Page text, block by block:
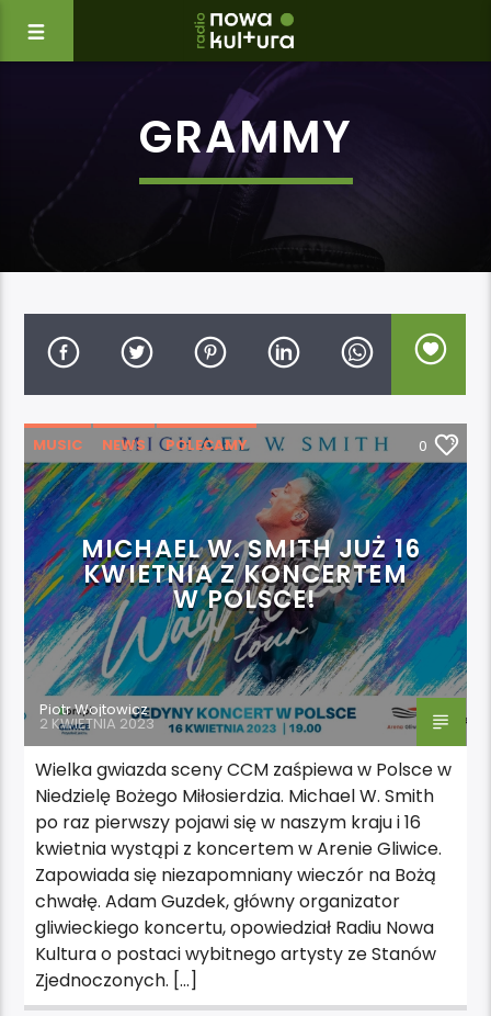
GRAMMY
MUSIC NEWS
POLECAMY
WYDARZENIA
0
MICHAEL W. SMITH JUŻ 16
KWIETNIA Z KONCERTEM
W POLSCE!
Piotr Wojtowicz
2 KWIETNIA 2023
Wielka gwiazda sceny CCM zaśpiewa w Polsce w
Niedzielę Bożego Miłosierdzia. Michael W. Smith
po raz pierwszy pojawi się w naszym kraju i 16
kwietnia wystąpi z koncertem w Arenie Gliwice.
Zapowiada się niezapomniany wieczór na Bożą
chwałę. Adam Guzdek, główny organizator
gliwieckiego koncertu, opowiedział Radiu Nowa
Kultura o postaci wybitnego artysty ze Stanów
Zjednoczonych. […]